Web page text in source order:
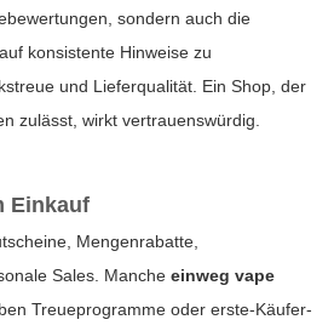
sondern auch die
konsistente Hinweise zu
und Lieferqualität. Ein Shop, der
zulässt, wirkt vertrauenswürdig.
Einkauf
Mengenrabatte,
Sales. Manche einweg vape
Treueprogramme oder erste-Käufer-